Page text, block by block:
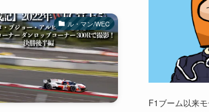
ル・マン/WEC
F1ブーム以来